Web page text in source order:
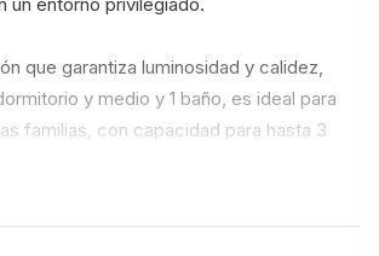
que garantiza luminosidad y calidez,
y medio y 1 baño, es ideal para
familias, con capacidad para hasta 3
y un comedor que invitan a disfrutar de